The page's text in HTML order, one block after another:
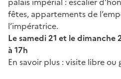
fêtes, appartements de
l’impératrice.
Le samedi 21 et le dimanche
à 17h
En savoir plus : visite libre ou